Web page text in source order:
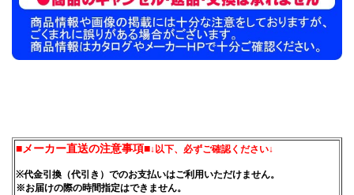
■メーカー直送の注意事項■↓以下、必ずご確認ください↓
※代金引換（代引き）でのお支払いはご利用いただけません。
※お届けの際の時間指定はできません。